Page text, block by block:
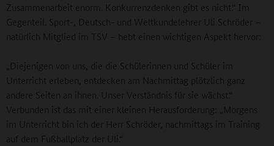
Zusammenarbeit enorm. Konkurrenzdenken gibt es nicht.“ Im
Gegenteil. Sport-, Deutsch- und Weltkundelehrer Uli Schröder –
natürlich Mitglied im TSV – hebt einen wichtigen Aspekt hervor:
„Diejenigen von uns, die die Schülerinnen und Schüler im
Unterricht erleben, entdecken am Nachmittag plötzlich ganz
andere Seiten an ihnen. Unser Verständnis für sie wächst.“
Verbunden ist das mit einer kleinen Herausforderung: „Morgens
im Unterricht bin ich der Herr Schröder, nachmittags im Training
auf dem Fußballplatz der Uli.“